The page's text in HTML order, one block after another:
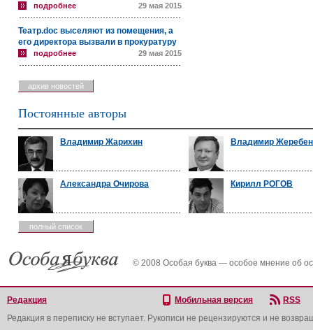
подробнее 29 мая 2015
Театр.doc выселяют из помещения, а
его директора вызвали в прокуратуру
подробнее 29 мая 2015
архив новостей
Постоянные авторы
Владимир Жарихин Владимир
Александра Очирова Кирилл РОГОВ
полный список
© 2008 Особая буква — особое мнение об
Редакция Мобильная версия
RSS
Редакция в переписку не вступает. Рукописи не рецензируются и не